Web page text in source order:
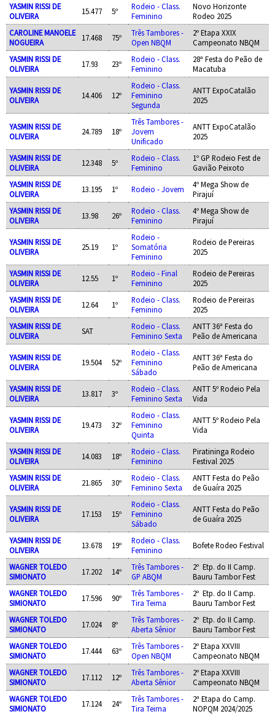
YASMIN RISSI DE
OLIVEIRA
15.477 5º
Rodeio - Class.
Feminino
Novo Horizonte
Rodeo 2025
CAROLINE MANOELE
NOGUEIRA
17.468 75º
Três Tambores -
Open NBQM
2º Etapa XXIX
Campeonato NBQM
YASMIN RISSI DE
OLIVEIRA
17.93 23º
Rodeio - Class.
Feminino
28ª Festa do Peão de
Macatuba
YASMIN RISSI DE
OLIVEIRA
14.406 12º
Rodeio - Class.
Feminino
Segunda
ANTT ExpoCatalão
2025
YASMIN RISSI DE
OLIVEIRA
24.789 18º
Três Tambores -
Jovem
Unificado
ANTT ExpoCatalão
2025
YASMIN RISSI DE
OLIVEIRA
12.348 5º
Rodeio - Class.
Feminino
1º GP Rodeio Fest de
Gavião Peixoto
YASMIN RISSI DE
OLIVEIRA
13.195 1º Rodeio - Jovem
4º Mega Show de
Pirajuí
YASMIN RISSI DE
OLIVEIRA
13.98 26º
Rodeio - Class.
Feminino
4º Mega Show de
Pirajuí
YASMIN RISSI DE
OLIVEIRA
25.19 1º
Rodeio -
Somatória
Feminino
Rodeio de Pereiras
2025
YASMIN RISSI DE
OLIVEIRA
12.55 1º
Rodeio - Final
Feminino
Rodeio de Pereiras
2025
YASMIN RISSI DE
OLIVEIRA
12.64 1º
Rodeio - Class.
Feminino
Rodeio de Pereiras
2025
YASMIN RISSI DE
OLIVEIRA
SAT
Rodeio - Class.
Feminino Sexta
ANTT 36ª Festa do
Peão de Americana
YASMIN RISSI DE
OLIVEIRA
19.504 52º
Rodeio - Class.
Feminino
Sábado
ANTT 36ª Festa do
Peão de Americana
YASMIN RISSI DE
OLIVEIRA
13.817 3º
Rodeio - Class.
Feminino Sexta
ANTT 5º Rodeio Pela
Vida
YASMIN RISSI DE
OLIVEIRA
19.473 32º
Rodeio - Class.
Feminino
Quinta
ANTT 5º Rodeio Pela
Vida
YASMIN RISSI DE
OLIVEIRA
14.083 18º
Rodeio - Class.
Feminino
Piratininga Rodeio
Festival 2025
YASMIN RISSI DE
OLIVEIRA
21.865 30º
Rodeio - Class.
Feminino Sexta
ANTT Festa do Peão
de Guaíra 2025
YASMIN RISSI DE
OLIVEIRA
17.153 15º
Rodeio - Class.
Feminino
Sábado
ANTT Festa do Peão
de Guaíra 2025
YASMIN RISSI DE
OLIVEIRA
13.678 19º
Rodeio - Class.
Feminino
Bofete Rodeo Festival
WAGNER TOLEDO
SIMIONATO
17.202 14º
Três Tambores -
GP ABQM
2º Etp. do II Camp.
Bauru Tambor Fest
WAGNER TOLEDO
SIMIONATO
17.596 90º
Três Tambores -
Tira Teima
2º Etp. do II Camp.
Bauru Tambor Fest
WAGNER TOLEDO
SIMIONATO
17.024 8º
Três Tambores -
Aberta Sênior
2º Etp. do II Camp.
Bauru Tambor Fest
WAGNER TOLEDO
SIMIONATO
17.444 63º
Três Tambores -
Open NBQM
2º Etapa XXVIII
Campeonato NBQM
WAGNER TOLEDO
SIMIONATO
17.112 12º
Três Tambores -
Aberta Sênior
2º Etapa XXVIII
Campeonato NBQM
WAGNER TOLEDO
SIMIONATO
17.124 24º
Três Tambores -
Tira Teima
2ª Etapa do Camp.
NOPQM 2024/2025